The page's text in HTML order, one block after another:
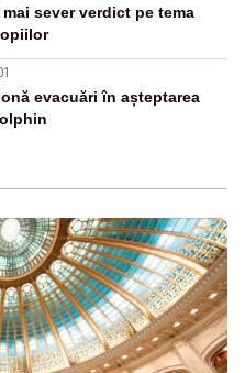
sever verdict pe tema
evacuări în așteptarea